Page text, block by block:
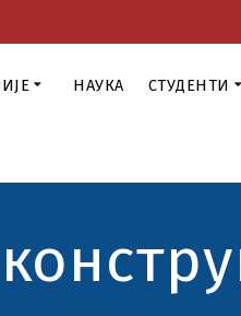
НАУКА СТУДЕНТИ